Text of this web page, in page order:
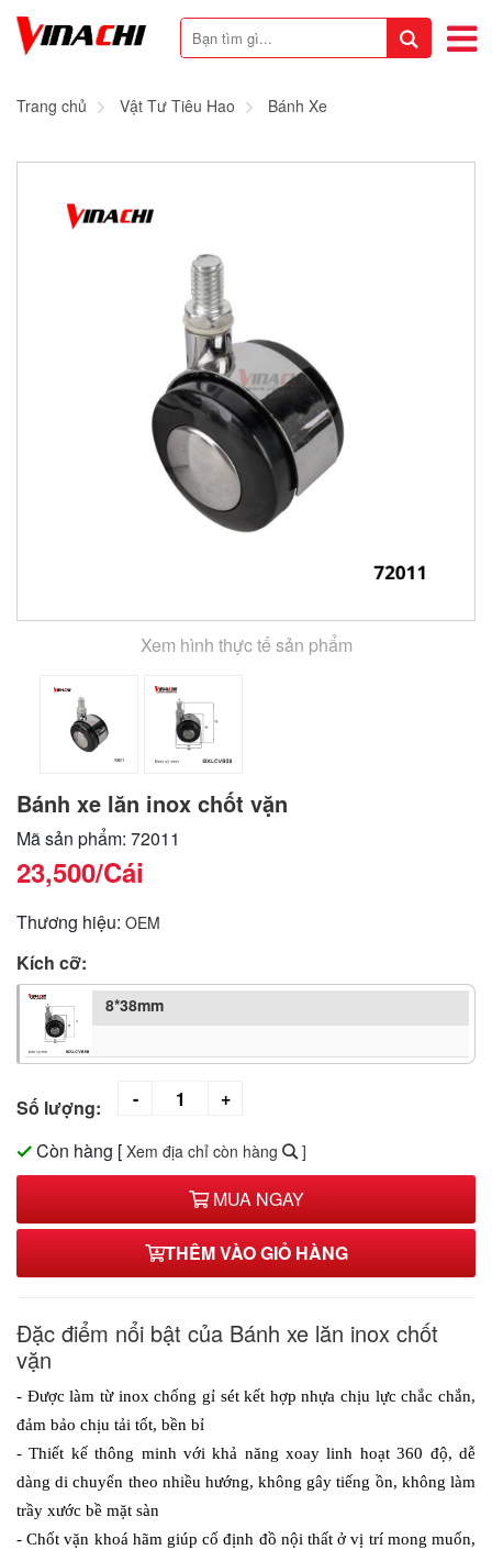
Trang chủ Vật Tư Tiêu Hao Bánh Xe
Xem hình thực tế sản phẩm
Bánh xe lăn inox chốt vặn
Mã sản phẩm: 72011
23,500/Cái
Thương hiệu: OEM
Kích cỡ:
8*38mm
Số lượng:
Còn hàng [ Xem địa chỉ còn hàng ]
MUA NGAY
THÊM VÀO GIỎ HÀNG
Đặc điểm nổi bật của Bánh xe lăn inox chốt
vặn
- Được làm từ inox chống gỉ sét kết hợp nhựa chịu lực chắc chắn,
đảm bảo chịu tải tốt, bền bỉ
- Thiết kế thông minh với khả năng xoay linh hoạt 360 độ, dễ
dàng di chuyển theo nhiều hướng, không gây tiếng ồn, không làm
trầy xước bề mặt sàn
- Chốt vặn khoá hãm giúp cố định đồ nội thất ở vị trí mong muốn,